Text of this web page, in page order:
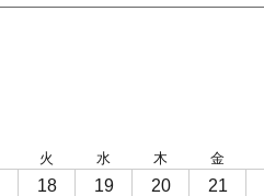
火
18
水
19
木
20
金
21